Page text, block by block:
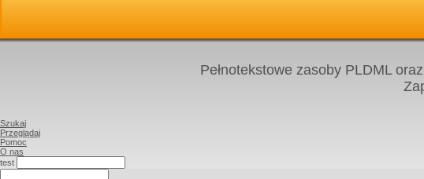
Pełnotekstowe zasoby PLDML
Szukaj
Przeglądaj
Pomoc
O nas
test